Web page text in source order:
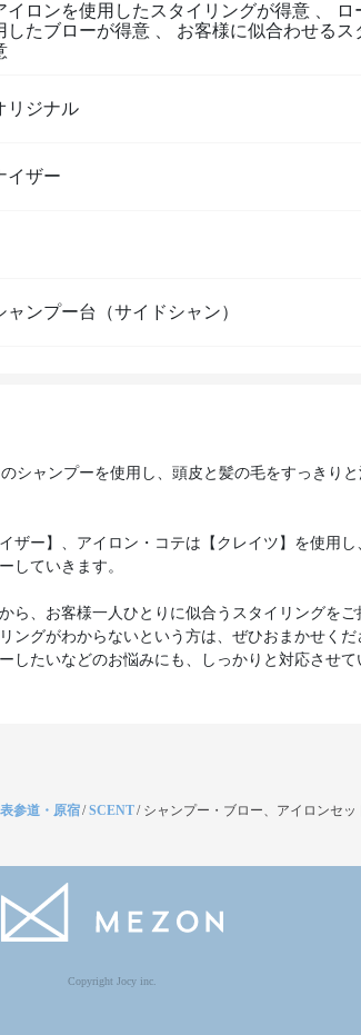
イロンを使用したスタイリングが得意
ロ
したブローが得意
お客様に似合わせるス
リジナル
イザー
ャンプー台（サイドシャン）
のシャンプーを使用し、頭皮と髪の毛をすっきり
ザー】、アイロン・コテは【クレイツ】を使用し
していきます。
ら、お客様一人ひとりに似合うスタイリングをご
ングがわからないという方は、ぜひおまかせくだ
したいなどのお悩みにも、しっかりと対応させて
参道・原宿/SCENT/ シャンプー・ブロー、アイロンセッ
Copyright Jocy inc.